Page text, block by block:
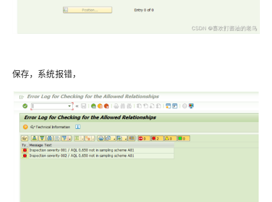
保存，系统报错，